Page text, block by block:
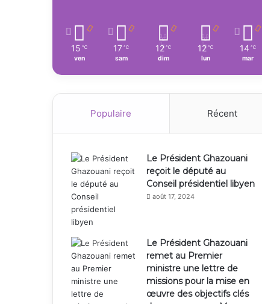
15 ℃
ven
17 ℃
sam
12 ℃
dim
12 ℃
lun
14 ℃
mar
Populaire Récent
Le Président Ghazouani
reçoit le député au
Conseil présidentiel libyen
août 17, 2024
Le Président Ghazouani
remet au Premier
ministre une lettre de
missions pour la mise en
œuvre des objectifs clés